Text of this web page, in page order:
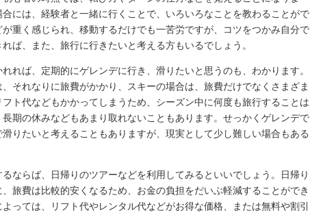
には、経験者と一緒に行くことで、いろいろなことを教わることがで
重く感じられ、移動するだけでも一苦労ですが、コツをつかみ自分で
ば、また、旅行に行きたいと考える方もいるでしょう。
れば、定期的にゲレンデに行き、滑りたいと思うのも、わかります。
それなりに旅費がかかり、スキーの場合は、旅費だけでなくさまざま
ト代などもかかってしまうため、シーズン中に何度も旅行することは
期の休みなどもあまり取れないこともあります。せっかくゲレンデで
りたいと考えることもありますが、現実として少し難しい場合もある
ならば、日帰りのツアーなどを利用してみるといいでしょう。日帰り
旅費は比較的安くなるため、お金の負担をだいぶ軽減することができ
っては、リフト代やレンタル代などがお得な価格、または無料や割引